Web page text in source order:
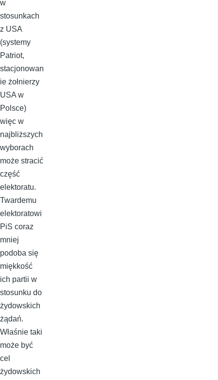
w
stosunkach
z USA
(systemy
Patriot,
stacjonowan
ie żołnierzy
USA w
Polsce)
więc w
najbliższych
wyborach
może stracić
część
elektoratu.
Twardemu
elektoratowi
PiS coraz
mniej
podoba się
miękkość
ich partii w
stosunku do
żydowskich
żądań.
Właśnie taki
może być
cel
żydowskich